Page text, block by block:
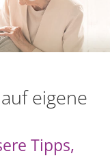
eigene
Tipps,